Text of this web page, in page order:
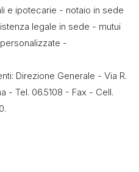
e ipotecarie - notaio in sede
legale in sede - mutui
-
Direzione Generale - Via R.
- Tel. 06.5108 - Fax - Cell.